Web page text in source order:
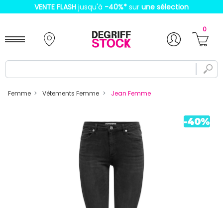
VENTE FLASH jusqu'à -40%* sur une sélection
0
Femme Vêtements Femme Jean Femme